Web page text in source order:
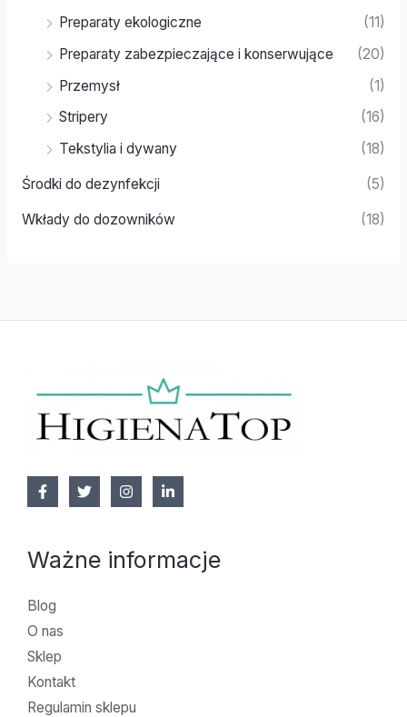
Preparaty ekologiczne
(11)
Preparaty zabezpieczające i konserwujące
(20)
Przemysł
(1)
Stripery
(16)
Tekstylia i dywany
(18)
Środki do dezynfekcji (5)
Wkłady do dozowników (18)
Ważne informacje
Blog
O nas
Sklep
Kontakt
Regulamin sklepu